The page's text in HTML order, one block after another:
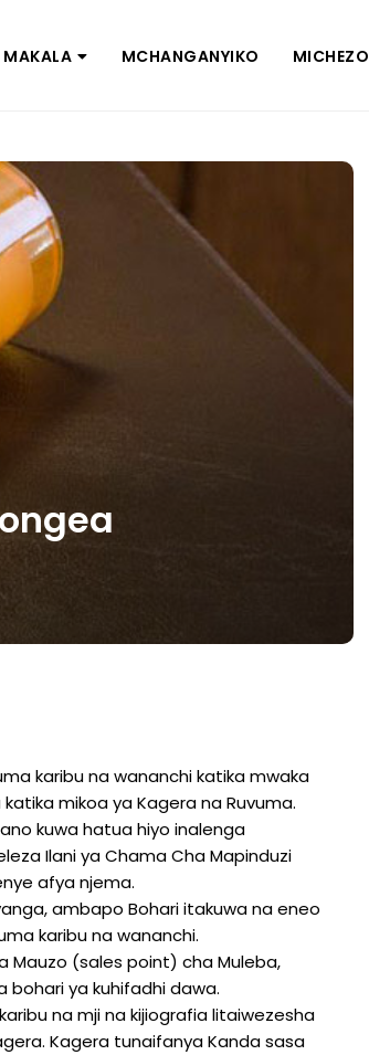
MAKALA MCHANGANYIKO MICHEZO
karibu na wananchi katika mwaka
mikoa ya Kagera na Ruvuma.
kuwa hatua hiyo inalenga
Ilani ya Chama Cha Mapinduzi
afya njema.
ambapo Bohari itakuwa na eneo
karibu na wananchi.
Mauzo (sales point) cha Muleba,
bohari ya kuhifadhi dawa.
na mji na kijiografia litaiwezesha
Kagera tunaifanya Kanda sasa